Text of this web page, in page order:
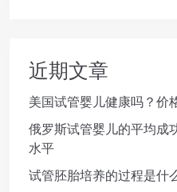
近期文章
美国试管婴儿健康吗？价
俄罗斯试管婴儿的平均成
水平
试管胚胎培养的过程是什